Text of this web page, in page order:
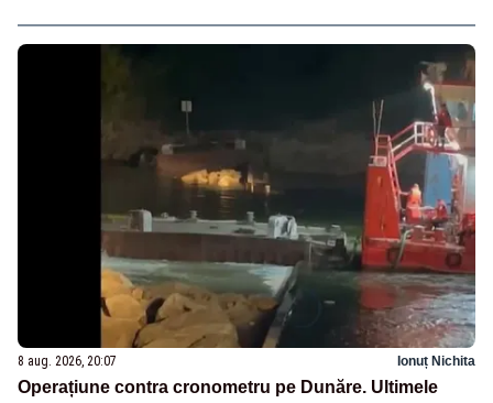
8 aug. 2026, 20:07 Ionuț Nichita
Operațiune contra cronometru pe Dunăre. Ultimele